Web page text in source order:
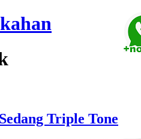
Triple Tone